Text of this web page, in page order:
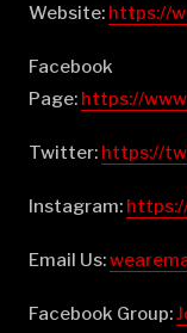
Website: ⁠⁠⁠⁠⁠⁠⁠⁠⁠⁠⁠⁠⁠⁠⁠⁠⁠⁠⁠⁠⁠⁠⁠⁠⁠⁠⁠⁠⁠⁠⁠⁠⁠⁠⁠⁠⁠⁠⁠⁠⁠⁠⁠⁠⁠⁠⁠⁠⁠⁠⁠⁠⁠⁠⁠⁠⁠⁠⁠⁠⁠⁠⁠⁠⁠⁠⁠⁠⁠⁠⁠⁠⁠https://
Facebook
Page: ⁠⁠⁠⁠⁠⁠⁠⁠⁠⁠⁠⁠⁠⁠⁠⁠⁠⁠⁠⁠⁠⁠⁠⁠⁠⁠⁠⁠⁠⁠⁠⁠⁠⁠⁠⁠⁠⁠⁠⁠⁠⁠⁠⁠⁠⁠⁠⁠⁠⁠⁠⁠⁠⁠⁠⁠⁠⁠⁠⁠⁠⁠⁠⁠⁠⁠⁠⁠⁠⁠⁠⁠⁠https://
Twitter: ⁠⁠⁠⁠⁠⁠⁠⁠⁠⁠⁠⁠⁠⁠⁠⁠⁠⁠⁠⁠⁠⁠⁠⁠⁠⁠⁠⁠⁠⁠⁠⁠⁠⁠⁠⁠⁠⁠⁠⁠⁠⁠⁠⁠⁠⁠⁠⁠⁠⁠⁠⁠⁠⁠⁠⁠⁠⁠⁠⁠⁠⁠⁠⁠⁠⁠⁠⁠⁠⁠⁠⁠⁠https://
Instagram:
Email Us:
Facebook Group: